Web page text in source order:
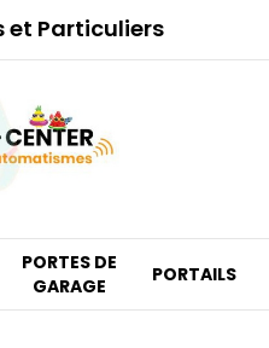
et Particuliers
PORTES DE
GARAGE
PORTAILS